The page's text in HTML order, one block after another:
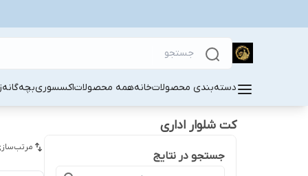
دسته‌بندی محصولاتخانههمه محصولاتاکسسوریبچه‌گانه
کت شلوار اداری
جستجو در نتایج